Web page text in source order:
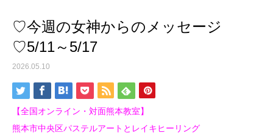
♡今週の女神からのメッセージ
♡5/11～5/17
2026.05.10
【全国オンライン・対面熊本教室】
熊本市中央区パステルアートとレイキヒーリング